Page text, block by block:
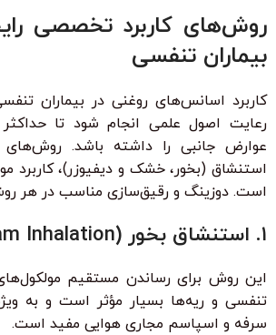
روش‌های کاربرد تخصصی
بیماران تنفسی
کاربرد اسانس‌های روغنی در بیماران
رعایت اصول علمی انجام شود تا
عوارض جانبی را داشته باشد. روش‌های
استنشاق (بخور، خشک و دیفیوزر)، کاربرد
است. دوزینگ و رقیق‌سازی مناسب در هر
۱. استنشاق بخور (Steam Inhalation)
این روش برای رساندن مستقیم
تنفسی و ریه‌ها بسیار مؤثر است و به
سرفه و اسپاسم مجاری هوایی مفید است.